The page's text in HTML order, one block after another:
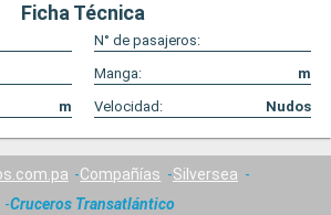
Ficha Técnica
N° de pasajeros:
Manga:
m
m Velocidad: Nudos
Compañías
Silversea
Cruceros Transatlántico